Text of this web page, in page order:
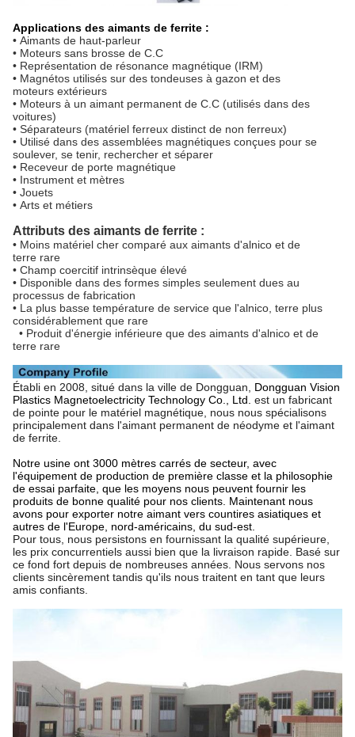
Applications des aimants de ferrite :
• Aimants de haut-parleur
• Moteurs sans brosse de C.C
• Représentation de résonance magnétique (IRM)
• Magnétos utilisés sur des tondeuses à gazon et des
moteurs extérieurs
• Moteurs à un aimant permanent de C.C (utilisés dans des
voitures)
• Séparateurs (matériel ferreux distinct de non ferreux)
• Utilisé dans des assemblées magnétiques conçues pour se
soulever, se tenir, rechercher et séparer
• Receveur de porte magnétique
• Instrument et mètres
• Jouets
• Arts et métiers
Attributs des aimants de ferrite :
• Moins matériel cher comparé aux aimants d'alnico et de
terre rare
• Champ coercitif intrinsèque élevé
• Disponible dans des formes simples seulement dues au
processus de fabrication
• La plus basse température de service que l'alnico, terre plus
considérablement que rare
• Produit d'énergie inférieure que des aimants d'alnico et de
terre rare
Établi en 2008, situé dans la ville de Dongguan, Dongguan Vision
Plastics Magnetoelectricity Technology Co., Ltd. est un fabricant
de pointe pour le matériel magnétique, nous nous spécialisons
principalement dans l'aimant permanent de néodyme et l'aimant
de ferrite.
Notre usine ont 3000 mètres carrés de secteur, avec
l'équipement de production de première classe et la philosophie
de essai parfaite, que les moyens nous peuvent fournir les
produits de bonne qualité pour nos clients. Maintenant nous
avons pour exporter notre aimant vers countires asiatiques et
autres de l'Europe, nord-américains, du sud-est.
Pour tous, nous persistons en fournissant la qualité supérieure,
les prix concurrentiels aussi bien que la livraison rapide. Basé sur
ce fond fort depuis de nombreuses années. Nous servons nos
clients sincèrement tandis qu'ils nous traitent en tant que leurs
amis confiants.